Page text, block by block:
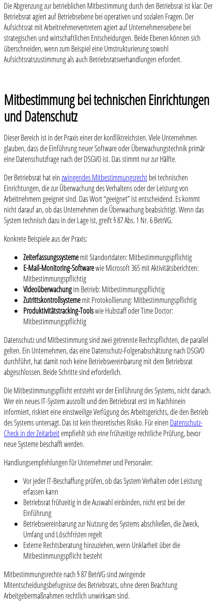
Die Abgrenzung zur betrieblichen Mitbestimmung durch den Betriebsrat ist klar: Der
Betriebsrat agiert auf Betriebsebene bei operativen und sozialen Fragen. Der
Aufsichtsrat mit Arbeitnehmervertretern agiert auf Unternehmensebene bei
strategischen und wirtschaftlichen Entscheidungen. Beide Ebenen können sich
überschneiden, wenn zum Beispiel eine Umstrukturierung sowohl
Aufsichtsratszustimmung als auch Betriebsratsverhandlungen erfordert.
Mitbestimmung bei technischen Einrichtungen
und Datenschutz
Dieser Bereich ist in der Praxis einer der konfliktreichsten. Viele Unternehmen
glauben, dass die Einführung neuer Software oder Überwachungstechnik primär
eine Datenschutzfrage nach der DSGVO ist. Das stimmt nur zur Hälfte.
Der Betriebsrat hat einzwingendes Mitbestimmungsrechtbei technischen
Einrichtungen, die zur Überwachung des Verhaltens oder der Leistung von
Arbeitnehmern geeignet sind. Das Wort “geeignet” ist entscheidend. Es kommt
nicht darauf an, ob das Unternehmen die Überwachung beabsichtigt. Wenn das
System technisch dazu in der Lage ist, greift § 87 Abs. 1 Nr. 6 BetrVG.
Konkrete Beispiele aus der Praxis:
Zeiterfassungssystememit Standortdaten: Mitbestimmungspflichtig
E-Mail-Monitoring-Softwarewie Microsoft 365 mit Aktivitätsberichten:
Mitbestimmungspflichtig
Videoüberwachungim Betrieb: Mitbestimmungspflichtig
Zutrittskontrollsystememit Protokollierung: Mitbestimmungspflichtig
Produktivitätstracking-Toolswie Hubstaff oder Time Doctor:
Mitbestimmungspflichtig
Datenschutz und Mitbestimmung sind zwei getrennte Rechtspflichten, die parallel
gelten. Ein Unternehmen, das eine Datenschutz-Folgenabschätzung nach DSGVO
durchführt, hat damit noch keine Betriebsvereinbarung mit dem Betriebsrat
abgeschlossen. Beide Schritte sind erforderlich.
Die Mitbestimmungspflicht entsteht vor der Einführung des Systems, nicht danach.
Wer ein neues IT-System ausrollt und den Betriebsrat erst im Nachhinein
informiert, riskiert eine einstweilige Verfügung des Arbeitsgerichts, die den Betrieb
des Systems untersagt. Das ist kein theoretisches Risiko. Für einen Datenschutz-
Check in der Zeitarbeitempfiehlt sich eine frühzeitige rechtliche Prüfung, bevor
neue Systeme beschafft werden.
Handlungsempfehlungen für Unternehmer und Personaler:
Vor jeder IT-Beschaffung prüfen, ob das System Verhalten oder Leistung
erfassen kann
Betriebsrat frühzeitig in die Auswahl einbinden, nicht erst bei der
Einführung
Betriebsvereinbarung zur Nutzung des Systems abschließen, die Zweck,
Umfang und Löschfristen regelt
Externe Rechtsberatung hinzuziehen, wenn Unklarheit über die
Mitbestimmungspflicht besteht
Mitbestimmungsrechte nach § 87 BetrVG sind zwingende
Mitentscheidungsbefugnisse des Betriebsrats, ohne deren Beachtung
Arbeitgebermaßnahmen rechtlich unwirksam sind.